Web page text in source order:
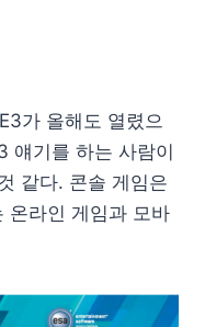
가 올해도 열렸으
얘기를 하는 사람이
같다. 콘솔 게임은
온라인 게임과 모바